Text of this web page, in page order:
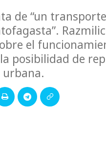
de “un
el
posibilidad de